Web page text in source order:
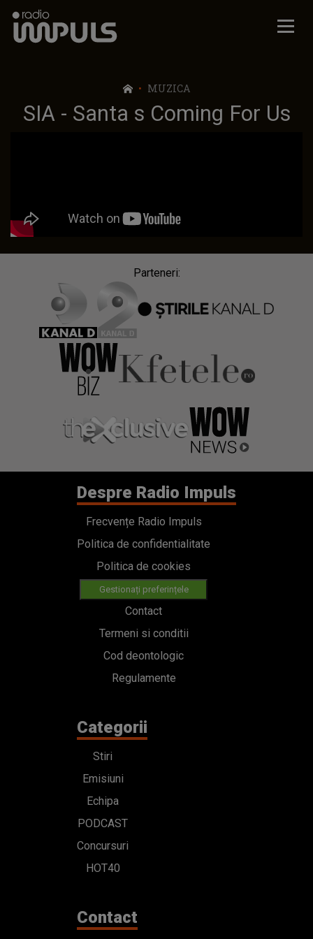
Radio Impuls
MUZICA
SIA - Santa s Coming For Us
Parteneri:
Despre Radio Impuls
Frecvențe Radio Impuls
Politica de confidentialitate
Politica de cookies
Gestionați preferințele
Contact
Termeni si conditii
Cod deontologic
Regulamente
Categorii
Stiri
Emisiuni
Echipa
PODCAST
Concursuri
HOT40
Contact